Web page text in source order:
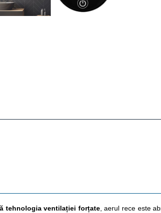
tehnologia ventilației forțate, aerul rece este